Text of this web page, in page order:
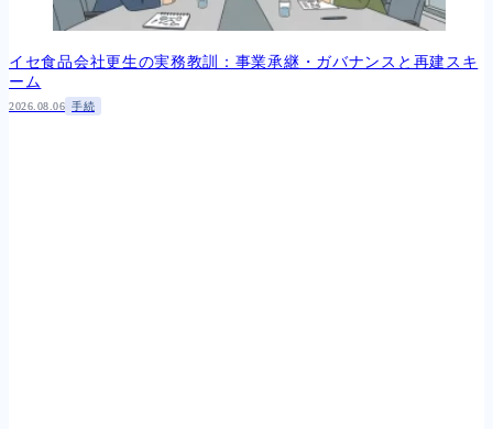
イセ食品会社更生の実務教訓：事業承継・ガバナンスと再建スキ
ーム
2026.08.06 手続